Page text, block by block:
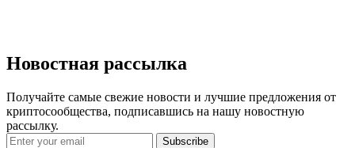
Новостная рассылка
Получайте самые свежие новости и лучшие предложения от
криптосообщества, подписавшись на нашу новостную
рассылку.
Subscribe